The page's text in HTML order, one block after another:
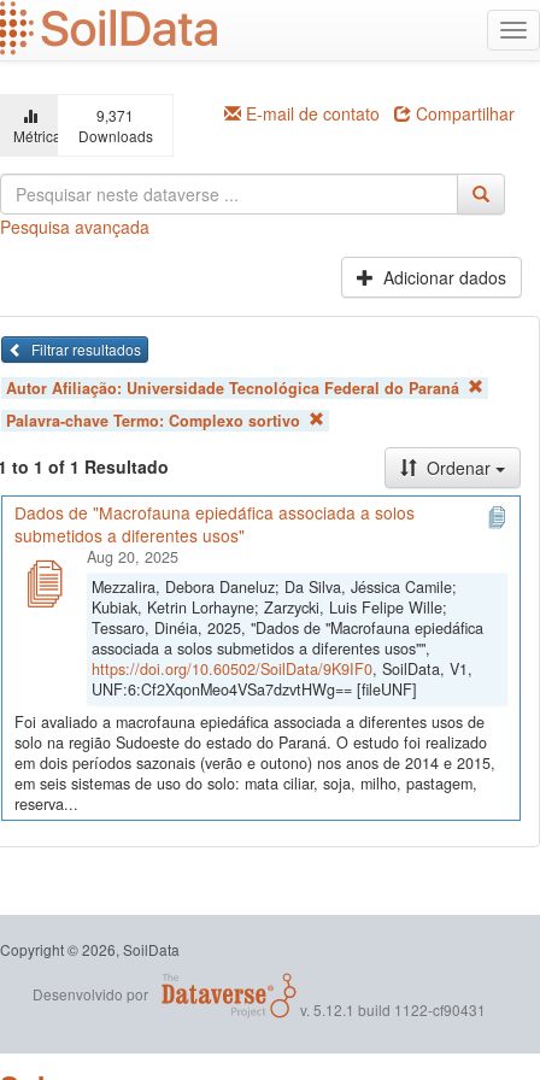
Ir
para
o
principal
Métricas
9,371
Downloads
E-mail de contato Compartilhar
Pesquisa avançada
Adicionar dados
Filtrar resultados
Autor Afiliação: Universidade Tecnológica Federal do Paraná
Palavra-chave Termo: Complexo sortivo
to 1 of 1 Resultado
Ordenar
Dados de "Macrofauna epiedáfica associada a solos
submetidos a diferentes usos"
Aug 20, 2025
Mezzalira, Debora Daneluz; Da Silva, Jéssica Camile;
Kubiak, Ketrin Lorhayne; Zarzycki, Luis Felipe Wille;
Tessaro, Dinéia, 2025, "Dados de "Macrofauna epiedáfica
associada a solos submetidos a diferentes usos"",
https://doi.org/10.60502/SoilData/9K9IF0, SoilData, V1,
UNF:6:Cf2XqonMeo4VSa7dzvtHWg== [fileUNF]
Foi avaliado a macrofauna epiedáfica associada a diferentes usos de
solo na região Sudoeste do estado do Paraná. O estudo foi realizado
em dois períodos sazonais (verão e outono) nos anos de 2014 e 2015,
em seis sistemas de uso do solo: mata ciliar, soja, milho, pastagem,
reserva...
Copyright © 2026, SoilData
Desenvolvido por
v. 5.12.1 build 1122-cf90431